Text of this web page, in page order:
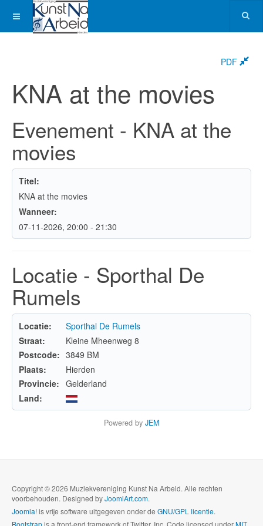
PDF
KNA at the movies
Evenement - KNA at the
movies
Titel:
KNA at the movies
Wanneer:
07-11-2026, 20:00 - 21:30
Locatie - Sporthal De
Rumels
Locatie:
Sporthal De Rumels
Straat:
Kleine Mheenweg 8
Postcode: 3849 BM
Plaats:
Hierden
Provincie: Gelderland
Land:
Powered by JEM
Copyright © 2026 Muziekvereniging Kunst Na Arbeid. Alle rechten
voorbehouden. Designed byJoomlArt.com.
Joomla!is vrije software uitgegeven onder de GNU/GPL licentie.
Bootstrapis a front-end framework of Twitter, Inc. Code licensed underMIT